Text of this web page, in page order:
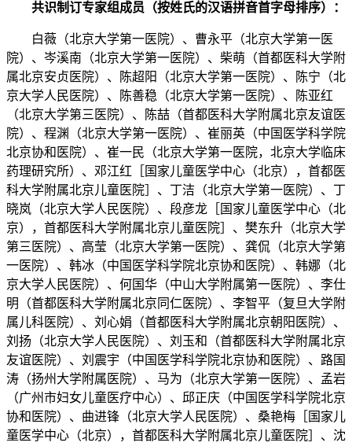
共识制订专家组成员（按姓氏的汉语拼音首字母排序）：
白薇（北京大学第一医院）、曹永平（北京大学第一医
院）、岑溪南（北京大学第一医院）、柴萌（首都医科大学附
属北京安贞医院）、陈超阳（北京大学第一医院）、陈宁（北
京大学人民医院）、陈善稳（北京大学第一医院）、陈亚红
（北京大学第三医院）、陈喆（首都医科大学附属北京友谊医
院）、程渊（北京大学第一医院）、崔丽英（中国医学科学院
北京协和医院）、崔一民（北京大学第一医院，北京大学临床
药理研究所）、邓江红［国家儿童医学中心（北京），首都医
科大学附属北京儿童医院］、丁洁（北京大学第一医院）、丁
晓岚（北京大学人民医院）、段彦龙［国家儿童医学中心（北
京），首都医科大学附属北京儿童医院］、樊东升（北京大学
第三医院）、高莹（北京大学第一医院）、龚侃（北京大学第
一医院）、韩冰（中国医学科学院北京协和医院）、韩娜（北
京大学人民医院）、何国华（中山大学附属第一医院）、李仕
明（首都医科大学附属北京同仁医院）、李智平（复旦大学附
属儿科医院）、刘心娟（首都医科大学附属北京朝阳医院）、
刘扬（北京大学人民医院）、刘玉和（首都医科大学附属北京
友谊医院）、刘震宇（中国医学科学院北京协和医院）、路国
涛（扬州大学附属医院）、马为（北京大学第一医院）、孟岩
（广州市妇女儿童医疗中心）、邱正庆（中国医学科学院北京
协和医院）、曲进锋（北京大学人民医院）、桑艳梅［国家儿
童医学中心（北京），首都医科大学附属北京儿童医院］、沈